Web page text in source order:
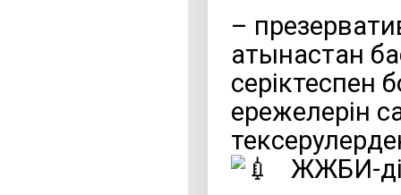
–
қатынастан
серіктеспен
ережелерін
ЖЖБИ-